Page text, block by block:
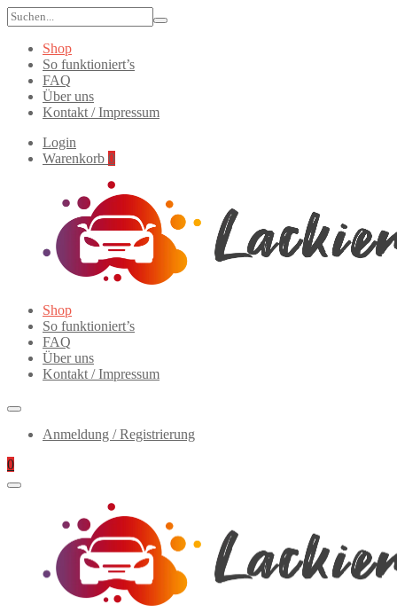
Search
for:
Shop
So funktioniert’s
FAQ
Über uns
Kontakt / Impressum
Login
Warenkorb 0
Autoteile
Primary
Menu
Shop
So funktioniert’s
FAQ
Über uns
Kontakt / Impressum
Anmeldung / Registrierung
0